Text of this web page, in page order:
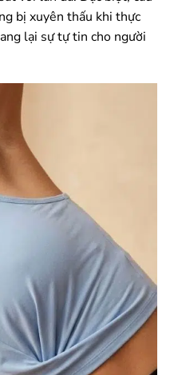
bị xuyên thấu khi thực
lại sự tự tin cho người